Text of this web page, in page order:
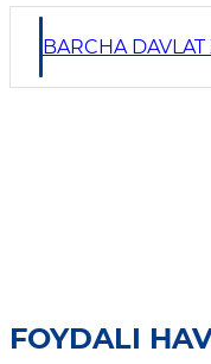
BARCHA DAVLAT
FOYDALI